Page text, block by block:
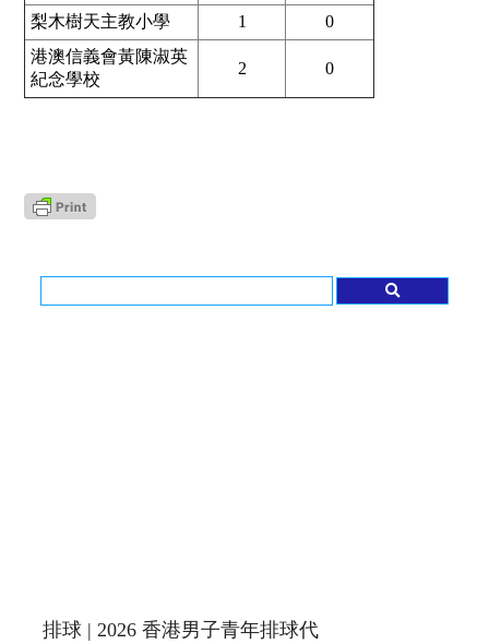
梨木樹天主教小學 1
0
港澳信義會黃陳淑英
紀念學校
2 0
排球 | 2026 香港男子青年排球代